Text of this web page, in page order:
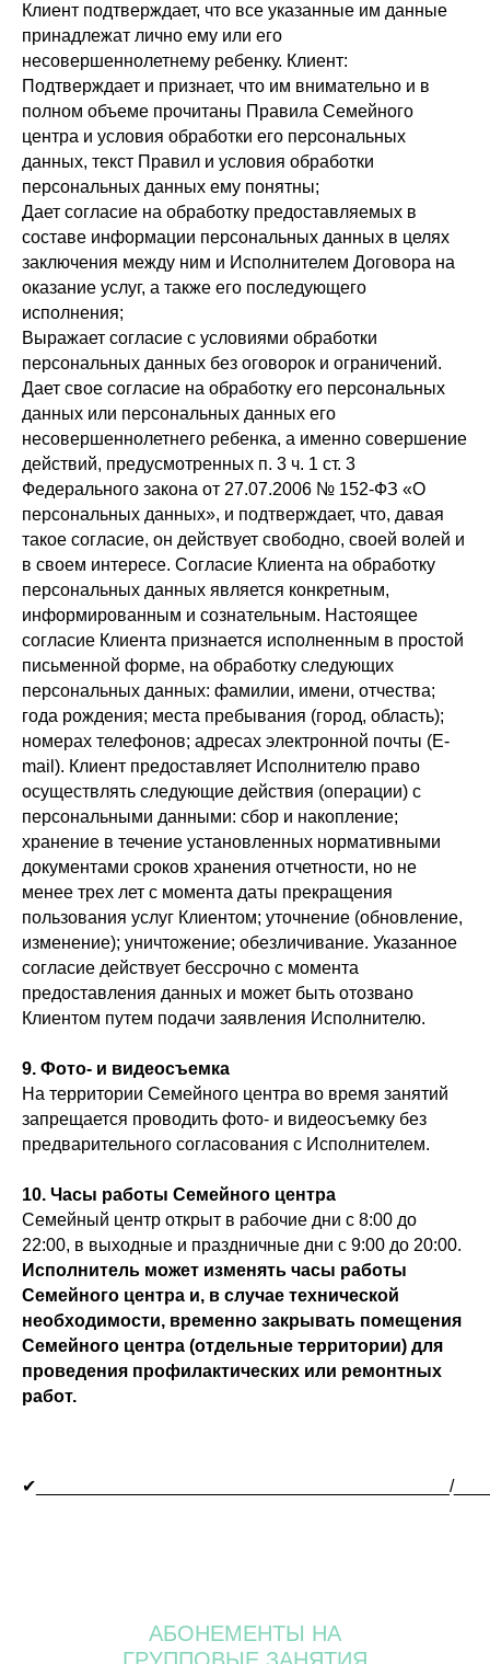
Клиент подтверждает, что все указанные им данные
принадлежат лично ему или его
несовершеннолетнему ребенку. Клиент:
Подтверждает и признает, что им внимательно и в
полном объеме прочитаны Правила Семейного
центра и условия обработки его персональных
данных, текст Правил и условия обработки
персональных данных ему понятны;
Дает согласие на обработку предоставляемых в
составе информации персональных данных в целях
заключения между ним и Исполнителем Договора на
оказание услуг, а также его последующего
исполнения;
Выражает согласие с условиями обработки
персональных данных без оговорок и ограничений.
Дает свое согласие на обработку его персональных
данных или персональных данных его
несовершеннолетнего ребенка, а именно совершение
действий, предусмотренных п. 3 ч. 1 ст. 3
Федерального закона от 27.07.2006 № 152-ФЗ «О
персональных данных», и подтверждает, что, давая
такое согласие, он действует свободно, своей волей и
в своем интересе. Согласие Клиента на обработку
персональных данных является конкретным,
информированным и сознательным. Настоящее
согласие Клиента признается исполненным в простой
письменной форме, на обработку следующих
персональных данных: фамилии, имени, отчества;
года рождения; места пребывания (город, область);
номерах телефонов; адресах электронной почты (E-
mail). Клиент предоставляет Исполнителю право
осуществлять следующие действия (операции) с
персональными данными: сбор и накопление;
хранение в течение установленных нормативными
документами сроков хранения отчетности, но не
менее трех лет с момента даты прекращения
пользования услуг Клиентом; уточнение (обновление,
изменение); уничтожение; обезличивание. Указанное
согласие действует бессрочно с момента
предоставления данных и может быть отозвано
Клиентом путем подачи заявления Исполнителю.
9. Фото- и видеосъемка
На территории Семейного центра во время занятий
запрещается проводить фото- и видеосъемку без
предварительного согласования с Исполнителем.
10. Часы работы Семейного центра
Семейный центр открыт в рабочие дни с 8:00 до
22:00, в выходные и праздничные дни с 9:00 до 20:00.
Исполнитель может изменять часы работы
Семейного центра и, в случае технической
необходимости, временно закрывать помещения
Семейного центра (отдельные территории) для
проведения профилактических или ремонтных
работ.
✔__________________________________________/
АБОНЕМЕНТЫ НА
Подробнее о
тарифах
ЙОГА + ЦИГУН
+ ТАЙЦЗИЦЮАНЬ
от7200руб./мес
3 тарифа
Максимум направлений
Подробнее о
ЙОГА
все направления
от7200руб./мес
ЙОГА